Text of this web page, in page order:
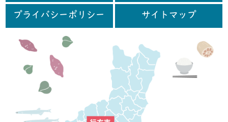
プライバシーポリシー サイトマップ